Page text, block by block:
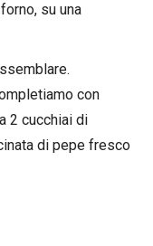
su una
con
2 cucchiai di
di pepe fresco